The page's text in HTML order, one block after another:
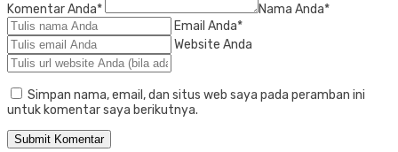
Komentar Anda* Nama Anda*
Email Anda*
Website Anda
Simpan nama, email, dan situs web saya pada peramban ini
untuk komentar saya berikutnya.